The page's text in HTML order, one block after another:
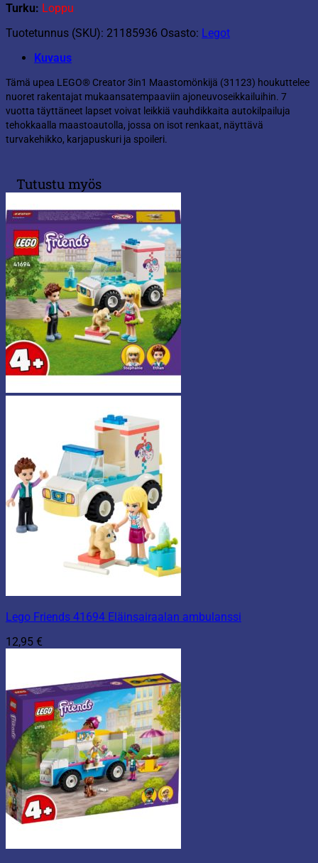
Turku: Loppu
Tuotetunnus (SKU): 21185936 Osasto: Legot
Kuvaus
Tämä upea LEGO® Creator 3in1 Maastomönkijä (31123) houkuttelee
nuoret rakentajat mukaansatempaaviin ajoneuvoseikkailuihin. 7
vuotta täyttäneet lapset voivat leikkiä vauhdikkaita autokilpailuja
tehokkaalla maastoautolla, jossa on isot renkaat, näyttävä
turvakehikko, karjapuskuri ja spoileri.
Tutustu myös
Lego Friends 41694 Eläinsairaalan ambulanssi
12,95 €